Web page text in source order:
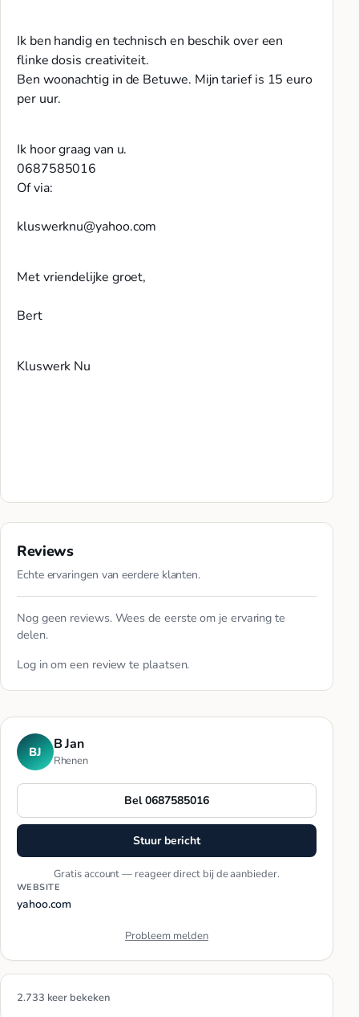
Ik ben handig en technisch en beschik over een
flinke dosis creativiteit.
Ben woonachtig in de Betuwe. Mijn tarief is 15 euro
per uur.
Ik hoor graag van u.
0687585016
Of via:
kluswerknu@yahoo.com
Met vriendelijke groet,
Bert
Kluswerk Nu
Reviews
Echte ervaringen van eerdere klanten.
Nog geen reviews. Wees de eerste om je ervaring te
delen.
Log in om een review te plaatsen.
BJ B Jan
Rhenen
Bel 0687585016
Stuur bericht
Gratis account — reageer direct bij de aanbieder.
WEBSITE
yahoo.com
Probleem melden
2.733 keer bekeken